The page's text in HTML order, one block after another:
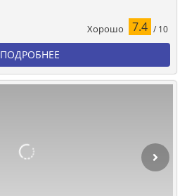
Хорошо 7.4 / 10
ПОДРОБНЕЕ